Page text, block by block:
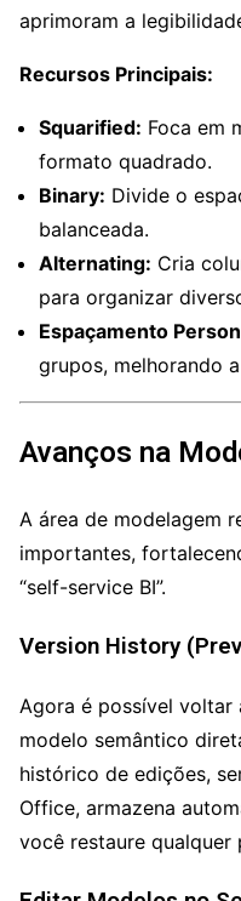
aprimoram a
Recursos Principais:
Squarified: Foca em
formato quadrado.
Binary: Divide o
balanceada.
Alternating: Cria
para organizar
Espaçamento
grupos, melhorando
Avanços na
A área de modelagem
importantes,
“self-service BI”.
Version History
Agora é possível voltar
modelo semântico
histórico de edições,
Office, armazena
você restaure qualquer